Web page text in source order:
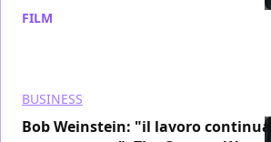
FILM
BUSINESS
Bob Weinstein: "il lavoro continua